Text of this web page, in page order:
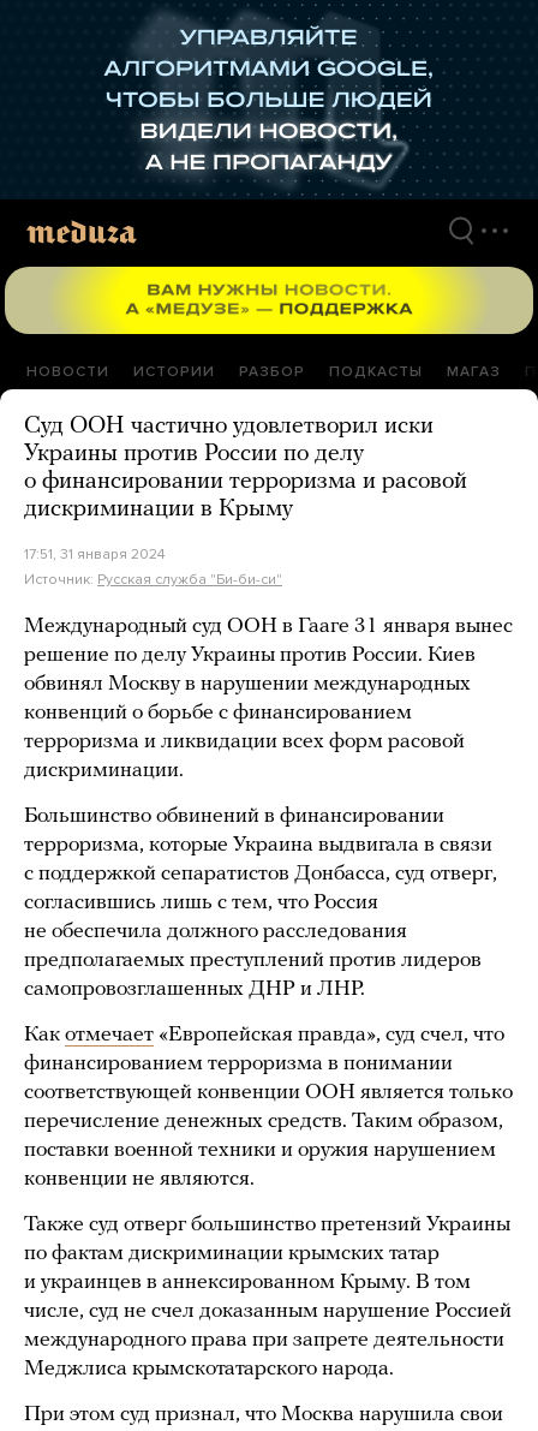
НОВОСТИ ИСТОРИИ РАЗБОР ПОДКАСТЫ МАГАЗ
Суд ООН частично удовлетворил иски
Украины против России по делу
о финансировании терроризма и расовой
дискриминации в Крыму
17:51, 31 января 2024
Источник: Русская служба "Би-би-си"
Международный суд ООН в Гааге 31 января вынес
решение по делу Украины против России. Киев
обвинял Москву в нарушении международных
конвенций о борьбе с финансированием
терроризма и ликвидации всех форм расовой
дискриминации.
Большинство обвинений в финансировании
терроризма, которые Украина выдвигала в связи
с поддержкой сепаратистов Донбасса, суд отверг,
согласившись лишь с тем, что Россия
не обеспечила должного расследования
предполагаемых преступлений против лидеров
самопровозглашенных ДНР и ЛНР.
Как отмечает «Европейская правда», суд счел, что
финансированием терроризма в понимании
соответствующей конвенции ООН является только
перечисление денежных средств. Таким образом,
поставки военной техники и оружия нарушением
конвенции не являются.
Также суд отверг большинство претензий Украины
по фактам дискриминации крымских татар
и украинцев в аннексированном Крыму. В том
числе, суд не счел доказанным нарушение Россией
международного права при запрете деятельности
Меджлиса крымскотатарского народа.
При этом суд признал, что Москва нарушила свои